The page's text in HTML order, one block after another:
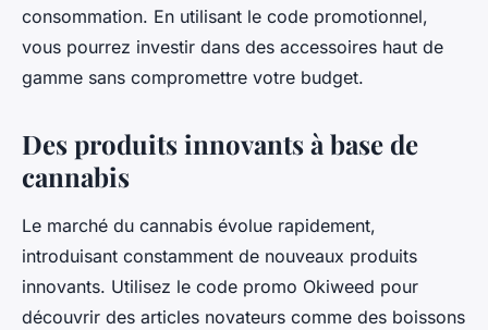
consommation. En utilisant le code promotionnel,
vous pourrez investir dans des accessoires haut de
gamme sans compromettre votre budget.
Des produits innovants à base de
cannabis
Le marché du cannabis évolue rapidement,
introduisant constamment de nouveaux produits
innovants. Utilisez le code promo Okiweed pour
découvrir des articles novateurs comme des boissons